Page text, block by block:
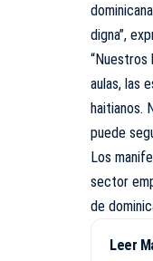
digna”,
“Nuestros
aulas, las
haitianos.
puede
Los
sector
de
Leer